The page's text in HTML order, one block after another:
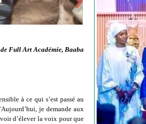
de Full Art Académie, Baaba
à ce qui s’est passé au
je demande aux
d’élever la voix pour que